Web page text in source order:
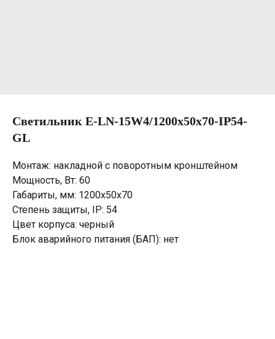
Светильник E-LN-15W4/1200х50х70-IP54-
GL
Монтаж: накладной с поворотным кронштейном
Мощность, Вт: 60
Габариты, мм: 1200х50х70
Степень защиты, IP: 54
Цвет корпуса: черный
Блок аварийного питания (БАП): нет